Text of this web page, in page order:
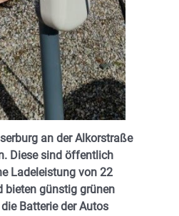
an der Alkorstraße
Diese sind öffentlich
Ladeleistung von 22
bieten günstig grünen
Batterie der Autos